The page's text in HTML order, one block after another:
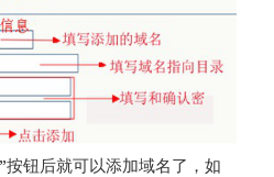
钮后就可以添加域名了，如